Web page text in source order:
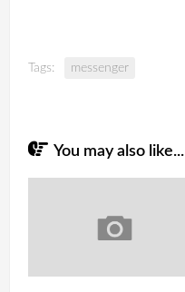
Tags: messenger
You may also like...